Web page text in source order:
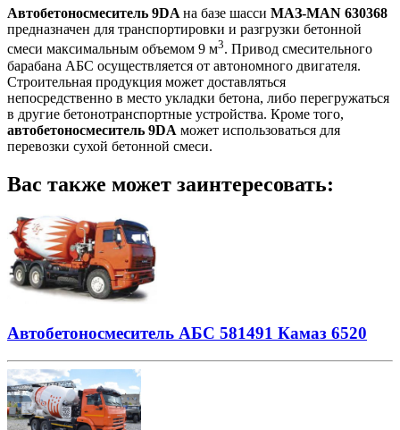
Автобетоносмеситель 9DA на базе шасси МАЗ-MAN 630368
предназначен для транспортировки и разгрузки бетонной
смеси максимальным объемом 9 м3. Привод смесительного
барабана АБС осуществляется от автономного двигателя.
Строительная продукция может доставляться
непосредственно в место укладки бетона, либо перегружаться
в другие бетонотранспортные устройства. Кроме того,
автобетоносмеситель 9DA может использоваться для
перевозки сухой бетонной смеси.
Вас также может заинтересовать:
Автобетоносмеситель АБС 581491 Камаз 6520